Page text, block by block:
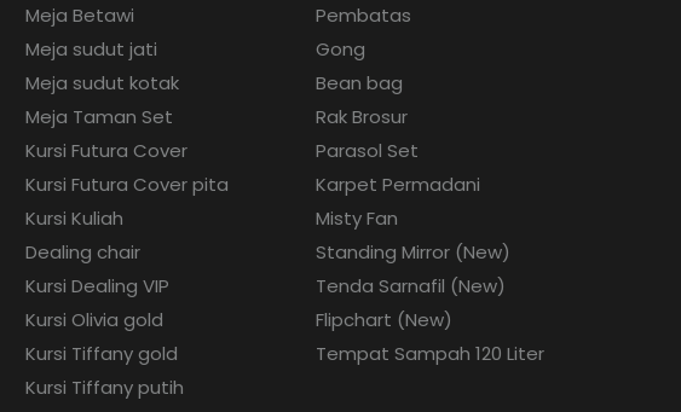
Meja Betawi
Meja sudut jati
Meja sudut kotak
Meja Taman Set
Kursi Futura Cover
Kursi Futura Cover pita
Kursi Kuliah
Dealing chair
Kursi Dealing VIP
Kursi Olivia gold
Kursi Tiffany gold
Kursi Tiffany putih
Pembatas
Gong
Bean bag
Rak Brosur
Parasol Set
Karpet Permadani
Misty Fan
Standing Mirror (New)
Tenda Sarnafil (New)
Flipchart (New)
Tempat Sampah 120 Liter